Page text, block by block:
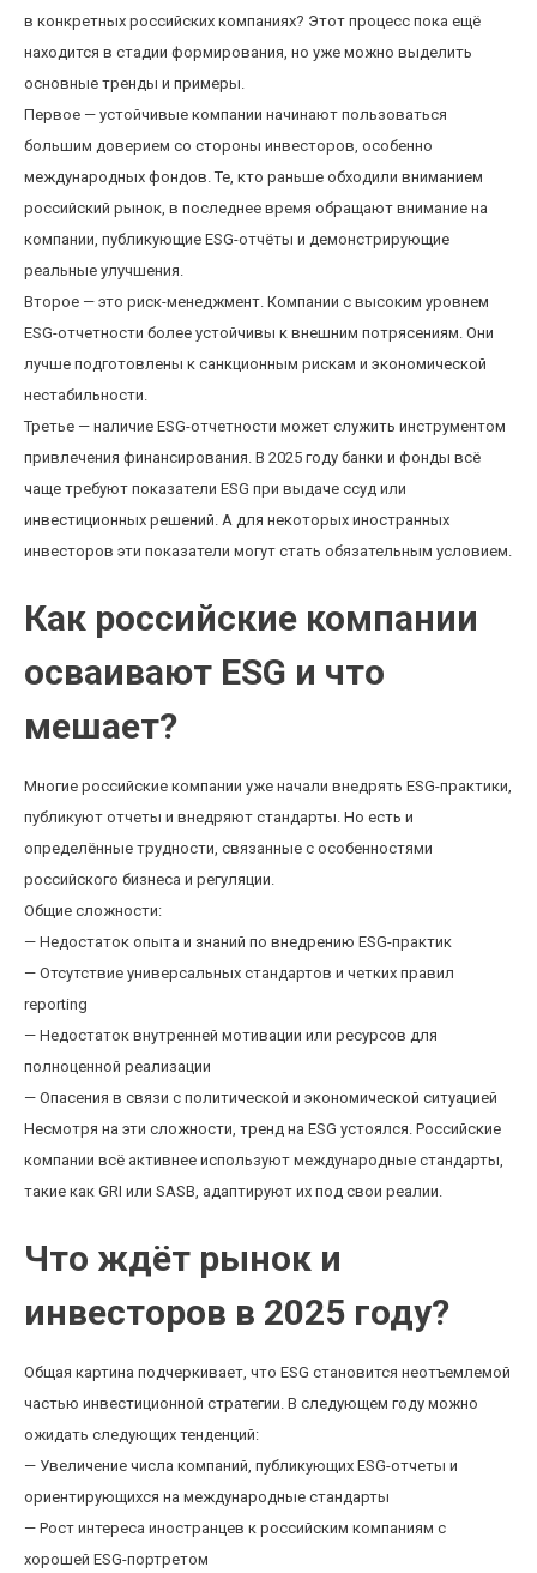
в конкретных российских компаниях? Этот процесс пока ещё
находится в стадии формирования, но уже можно выделить
основные тренды и примеры.
Первое — устойчивые компании начинают пользоваться
большим доверием со стороны инвесторов, особенно
международных фондов. Те, кто раньше обходили вниманием
российский рынок, в последнее время обращают внимание на
компании, публикующие ESG-отчёты и демонстрирующие
реальные улучшения.
Второе — это риск-менеджмент. Компании с высоким уровнем
ESG-отчетности более устойчивы к внешним потрясениям. Они
лучше подготовлены к санкционным рискам и экономической
нестабильности.
Третье — наличие ESG-отчетности может служить инструментом
привлечения финансирования. В 2025 году банки и фонды всё
чаще требуют показатели ESG при выдаче ссуд или
инвестиционных решений. А для некоторых иностранных
инвесторов эти показатели могут стать обязательным условием.
Как российские компании
осваивают ESG и что
мешает?
Многие российские компании уже начали внедрять ESG-практики,
публикуют отчеты и внедряют стандарты. Но есть и
определённые трудности, связанные с особенностями
российского бизнеса и регуляции.
Общие сложности:
— Недостаток опыта и знаний по внедрению ESG-практик
— Отсутствие универсальных стандартов и четких правил
reporting
— Недостаток внутренней мотивации или ресурсов для
полноценной реализации
— Опасения в связи с политической и экономической ситуацией
Несмотря на эти сложности, тренд на ESG устоялся. Российские
компании всё активнее используют международные стандарты,
такие как GRI или SASB, адаптируют их под свои реалии.
Что ждёт рынок и
инвесторов в 2025 году?
Общая картина подчеркивает, что ESG становится неотъемлемой
частью инвестиционной стратегии. В следующем году можно
ожидать следующих тенденций:
— Увеличение числа компаний, публикующих ESG-отчеты и
ориентирующихся на международные стандарты
— Рост интереса иностранцев к российским компаниям с
хорошей ESG-портретом